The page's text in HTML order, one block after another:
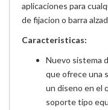
aplicaciones para
de fijacion o barra
Caracteristicas:
Nuevo sistema
que ofrece una
un diseno en el
soporte tipo